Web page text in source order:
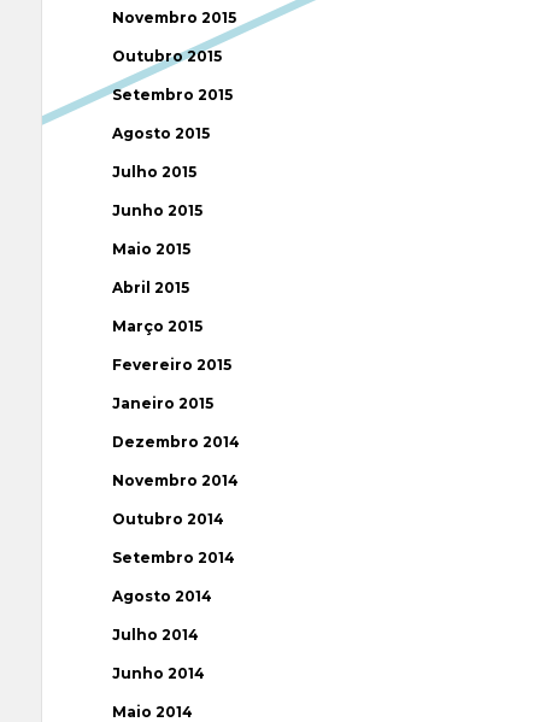
Novembro 2015
Outubro 2015
Setembro 2015
Agosto 2015
Julho 2015
Junho 2015
Maio 2015
Abril 2015
Março 2015
Fevereiro 2015
Janeiro 2015
Dezembro 2014
Novembro 2014
Outubro 2014
Setembro 2014
Agosto 2014
Julho 2014
Junho 2014
Maio 2014